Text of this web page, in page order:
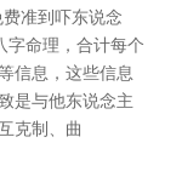
准到吓东说念
字命理，合计每个
信息，这些信息
是与他东说念主
克制、曲